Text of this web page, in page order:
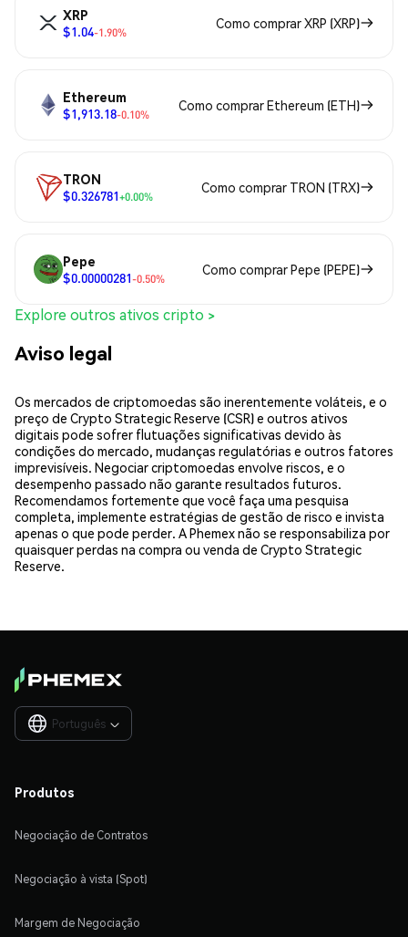
XRP
$1.04-1.90%
Como comprar XRP (XRP)
Ethereum
$1,913.18-0.10%
Como comprar Ethereum (ETH)
TRON
$0.326781+0.00%
Como comprar TRON (TRX)
Pepe
$0.00000281-0.50%
Como comprar Pepe (PEPE)
Explore outros ativos cripto >
Aviso legal
Os mercados de criptomoedas são inerentemente voláteis, e o
preço de Crypto Strategic Reserve (CSR) e outros ativos
digitais pode sofrer flutuações significativas devido às
condições do mercado, mudanças regulatórias e outros fatores
imprevisíveis. Negociar criptomoedas envolve riscos, e o
desempenho passado não garante resultados futuros.
Recomendamos fortemente que você faça uma pesquisa
completa, implemente estratégias de gestão de risco e invista
apenas o que pode perder. A Phemex não se responsabiliza por
quaisquer perdas na compra ou venda de Crypto Strategic
Reserve.
Português 
Produtos
Negociação de Contratos
Negociação à vista (Spot)
Margem de Negociação